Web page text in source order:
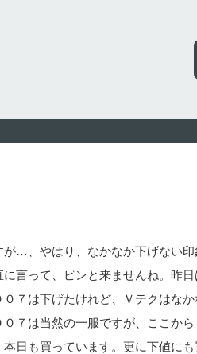
…、やはり、なかなか下げない印
言って、ピンと来ませんね。昨日
７は下げたけれど、Ｖテクはなか
７は当然の一服ですが、ここから
日も買っています。更に下値にも